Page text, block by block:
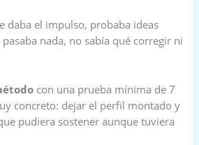
daba el impulso, probaba ideas
nada, no sabía qué corregir ni
con una prueba mínima de 7
concreto: dejar el perfil montado y
pudiera sostener aunque tuviera